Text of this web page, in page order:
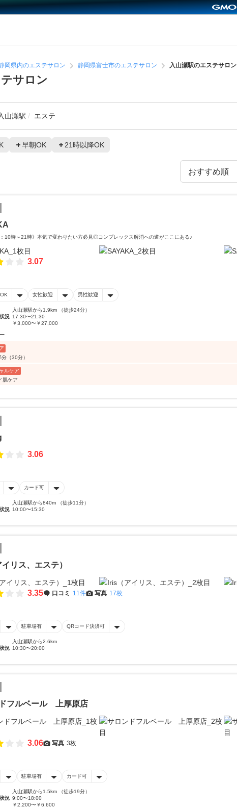
岡県内のエステサロン 静岡県富士市のエステサロン 入山瀬駅のエステサロン
サロン
山瀬駅 エステ
早朝OK 21時以降OK
：10時～21時》本気で変わりたい方必見◎コンプレックス解消への道がここにある♪
3.07
女性歓迎 男性歓迎
入山瀬駅から1.9km （徒歩24分）
況 17:30〜21:30
￥3,000〜￥27,000
（30分）
ルケア
肌ケア
3.06
カード可
入山瀬駅から840m （徒歩11分）
況 10:00〜15:30
イリス、エステ）
3.35 口コミ 11件 写真 17枚
駐車場有 QRコード決済可
入山瀬駅から2.6km
況 10:30〜20:00
フルベール 上厚原店
3.06 写真 3枚
駐車場有 カード可
入山瀬駅から1.5km （徒歩19分）
況 9:00〜18:00
￥2,200〜￥6,600